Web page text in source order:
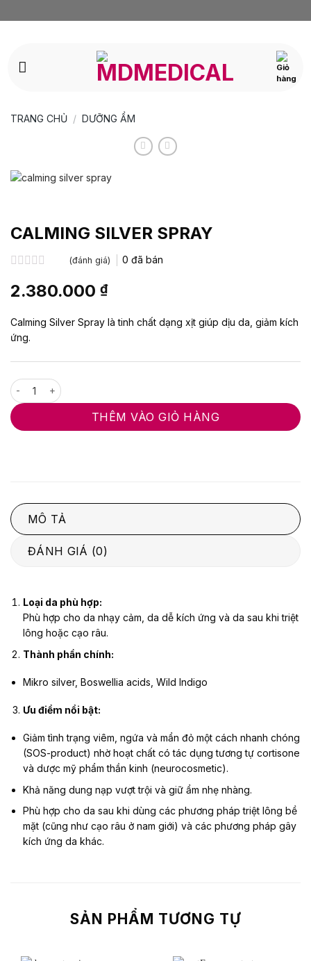
dung
TRANG CHỦ / DƯỠNG ẨM
CALMING SILVER SPRAY
xếp
hạng
5
sao
(đánh giá) 0 đã bán
2.380.000 ₫
Calming Silver Spray là tinh chất dạng xịt giúp dịu da, giảm kích
ứng.
calming silver spray số lượng
THÊM VÀO GIỎ HÀNG
MÔ TẢ
ĐÁNH GIÁ (0)
Loại da phù hợp:
Phù hợp cho da nhạy cảm, da dễ kích ứng và da sau khi triệt
lông hoặc cạo râu.
Thành phần chính:
Mikro silver, Boswellia acids, Wild Indigo
Ưu điểm nổi bật:
Giảm tình trạng viêm, ngứa và mẩn đỏ một cách nhanh chóng
(SOS-product) nhờ hoạt chất có tác dụng tương tự cortisone
và dược mỹ phẩm thần kinh (neurocosmetic).
Khả năng dung nạp vượt trội và giữ ẩm nhẹ nhàng.
Phù hợp cho da sau khi dùng các phương pháp triệt lông bề
mặt (cũng như cạo râu ở nam giới) và các phương pháp gây
kích ứng da khác.
SẢN PHẨM TƯƠNG TỰ